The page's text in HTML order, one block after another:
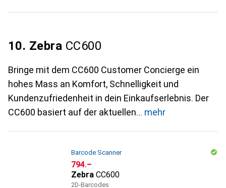
10. Zebra CC600
Bringe mit dem CC600 Customer Concierge ein
hohes Mass an Komfort, Schnelligkeit und
Kundenzufriedenheit in dein Einkaufserlebnis. Der
CC600 basiert auf der aktuellen
mehr
Barcode Scanner
CHF
794.–
Zebra CC600
2D-Barcodes